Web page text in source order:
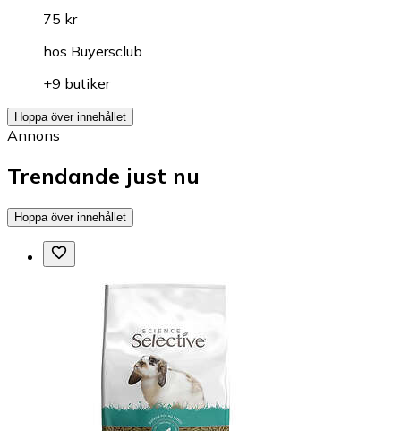
75 kr
hos Buyersclub
+9 butiker
Hoppa över innehållet
Annons
Trendande just nu
Hoppa över innehållet